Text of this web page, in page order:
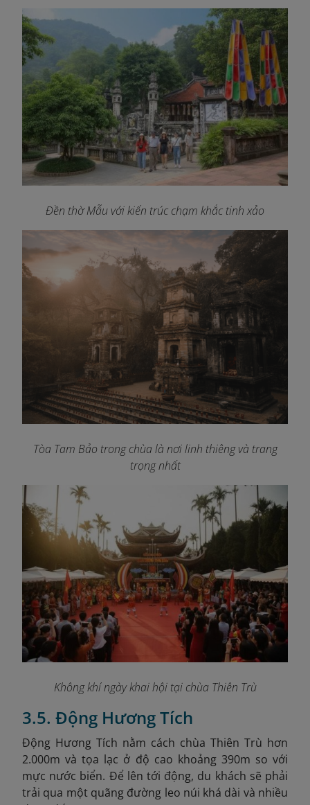
Đền thờ Mẫu với kiến trúc chạm khắc tinh xảo
Tòa Tam Bảo trong chùa là nơi linh thiêng và trang
trọng nhất
Không khí ngày khai hội tại chùa Thiên Trù
3.5. Động Hương Tích
Động Hương Tích nằm cách chùa Thiên Trù hơn
2.000m và tọa lạc ở độ cao khoảng 390m so với
mực nước biển. Để lên tới động, du khách sẽ phải
trải qua một quãng đường leo núi khá dài và nhiều